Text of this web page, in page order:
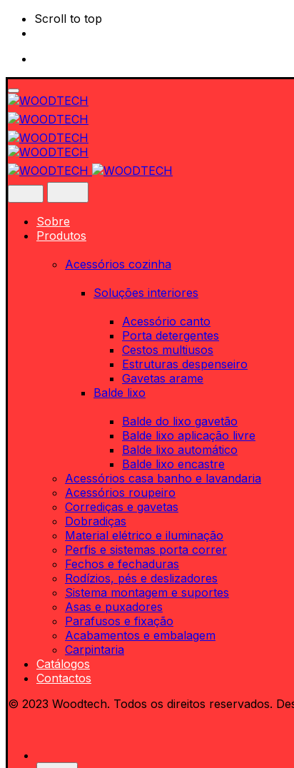
Scroll to top
Skip
to
content
Sobre
Produtos
Acessórios cozinha
Soluções interiores
Acessório canto
Porta detergentes
Cestos multiusos
Estruturas despenseiro
Gavetas arame
Balde lixo
Balde do lixo gavetão
Balde lixo aplicação livre
Balde lixo automático
Balde lixo encastre
Acessórios casa banho e lavandaria
Acessórios roupeiro
Corrediças e gavetas
Dobradiças
Material elétrico e iluminação
Perfis e sistemas porta correr
Fechos e fechaduras
Rodízios, pés e deslizadores
Sistema montagem e suportes
Asas e puxadores
Parafusos e fixação
Acabamentos e embalagem
Carpintaria
Catálogos
Contactos
© 2023 Woodtech. Todos os direitos reservados.